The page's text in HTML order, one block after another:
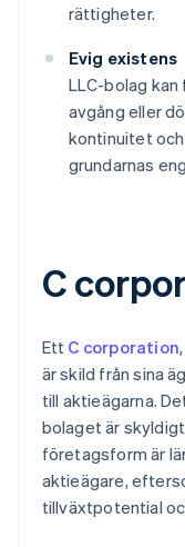
rättigheter.
Evig existens
LLC-bolag
avgång eller
kontinuitet
grundarnas
C
Ett C corporation
är skild från sina
till aktieägarna.
bolaget är
företagsform är
aktieägare,
tillväxtpotential